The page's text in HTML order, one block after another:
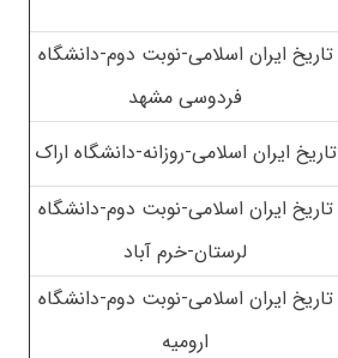
تاریخ ایران اسلامی-نوبت دوم-دانشگاه
فردوسی مشهد
تاریخ ایران اسلامی-روزانه-دانشگاه اراک
تاریخ ایران اسلامی-نوبت دوم-دانشگاه
لرستان-خرم آباد
تاریخ ایران اسلامی-نوبت دوم-دانشگاه
ارومیه